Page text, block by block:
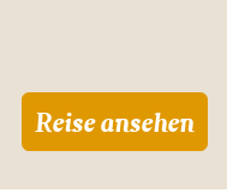
Reise ansehen